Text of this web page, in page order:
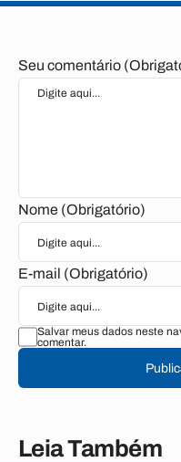
Seu comentário
Nome (Obrigatório)
E-mail (Obrigatório)
Salvar meus dados neste
comentar.
Leia Também